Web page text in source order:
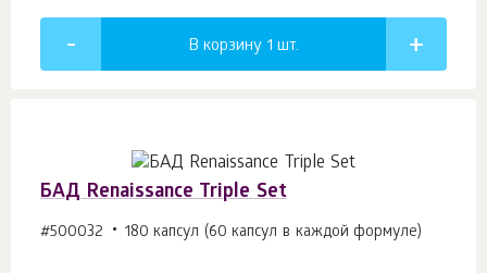
В корзину 1 шт.
БАД Renaissance Triple Set
#500032 180 капсул (60 капсул в каждой формуле)